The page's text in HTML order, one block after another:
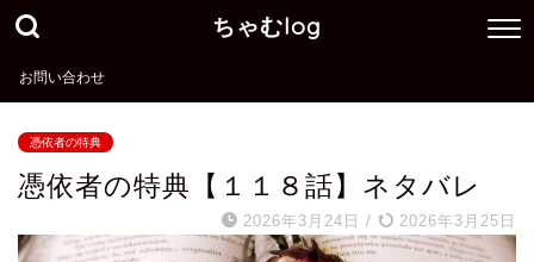
ちゃむlog
お問い合わせ
憑依者の特典
憑依者の特典【１１８話】ネタバレ
2026年3月24日 / 2026年3月25日